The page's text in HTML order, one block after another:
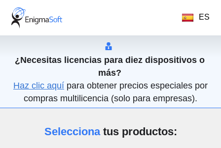
ES
¿Necesitas licencias para diez dispositivos o
más?
Haz clic aquí para obtener precios especiales por
compras multilicencia (solo para empresas).
Seleccionatus productos: